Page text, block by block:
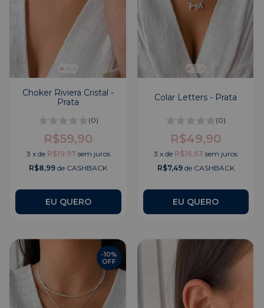
Choker Riviera Cristal -
Prata
(0)
R$59,90
3 x de R$19,97 sem juros
R$8,99 de CASHBACK
Colar Letters - Prata
(0)
R$49,90
3 xde R$16,63 sem juros
R$7,49de CASHBACK
EU QUERO
-10%
OFF